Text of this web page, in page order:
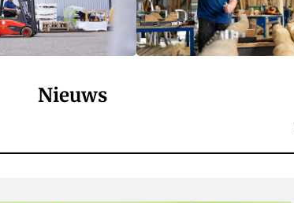
Nieuws